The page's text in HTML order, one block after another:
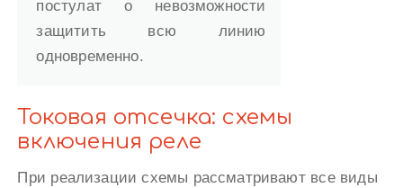
постулат о невозможности
защитить всю линию
одновременно.
Токовая отсечка: схемы
включения реле
При реализации схемы рассматривают все виды